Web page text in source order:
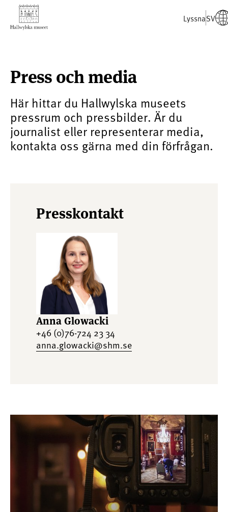
LyssnaSV
Press och media
Här hittar du Hallwylska museets
pressrum och pressbilder. Är du
journalist eller representerar media,
kontakta oss gärna med din förfrågan.
Presskontakt
Anna Glowacki
+46 (0)76-724 23 34
anna.glowacki@shm.se